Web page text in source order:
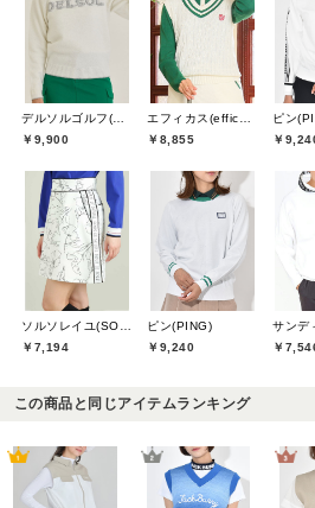
デルソルゴルフ(DELSOL GOLF)
￥9,900
エフィカス(efficace)
￥8,855
ピン
￥
ソルソレイユ(SOUS LE SOLEIL)
￥7,194
ピン(PING)
￥9,240
サンデ
￥
この商品と同じアイテムランキング